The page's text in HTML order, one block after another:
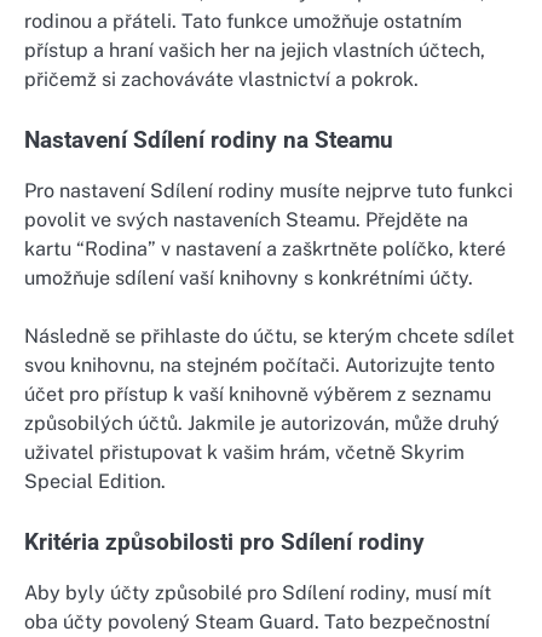
rodinou a přáteli. Tato funkce umožňuje ostatním
přístup a hraní vašich her na jejich vlastních účtech,
přičemž si zachováváte vlastnictví a pokrok.
Nastavení Sdílení rodiny na Steamu
Pro nastavení Sdílení rodiny musíte nejprve tuto funkci
povolit ve svých nastaveních Steamu. Přejděte na
kartu “Rodina” v nastavení a zaškrtněte políčko, které
umožňuje sdílení vaší knihovny s konkrétními účty.
Následně se přihlaste do účtu, se kterým chcete sdílet
svou knihovnu, na stejném počítači. Autorizujte tento
účet pro přístup k vaší knihovně výběrem z seznamu
způsobilých účtů. Jakmile je autorizován, může druhý
uživatel přistupovat k vašim hrám, včetně Skyrim
Special Edition.
Kritéria způsobilosti pro Sdílení rodiny
Aby byly účty způsobilé pro Sdílení rodiny, musí mít
oba účty povolený Steam Guard. Tato bezpečnostní